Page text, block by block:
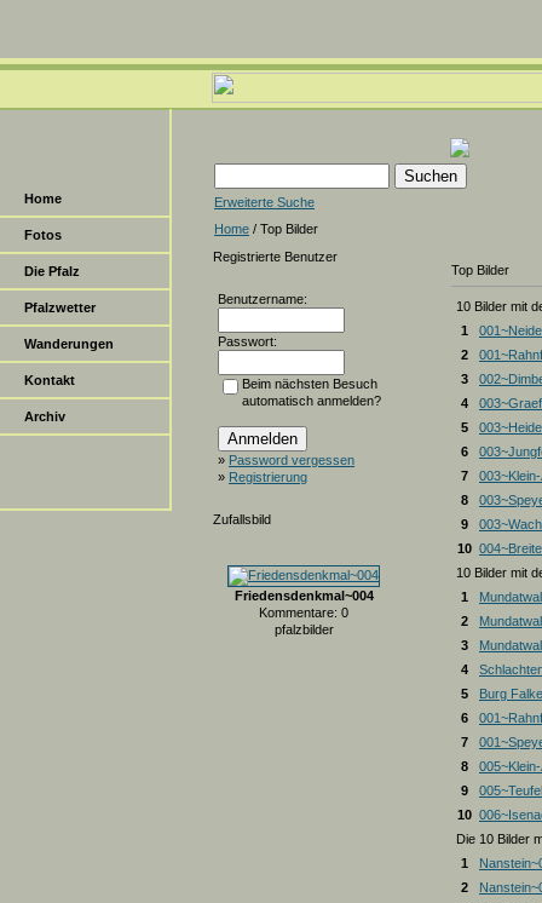
Home
Fotos
Die Pfalz
Pfalzwetter
Wanderungen
Kontakt
Archiv
Erweiterte Suche
Home / Top Bilder
Registrierte Benutzer
Benutzername:
Passwort:
Beim nächsten Besuch
automatisch anmelden?
» Password vergessen
» Registrierung
Zufallsbild
Friedensdenkmal~004
Kommentare: 0
pfalzbilder
Top Bilder
10 Bilder mit
1
2
3
4
5
6
7
8
9
10
10 Bilder mit
1
2
3
4
5
Burg
6
7
8
9
10
Die 10 Bilder
1
2